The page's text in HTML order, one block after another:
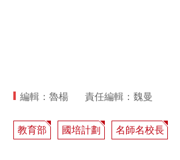
編輯：魯楊 責任編輯：魏曼
教育部 國培計劃 名師名校長